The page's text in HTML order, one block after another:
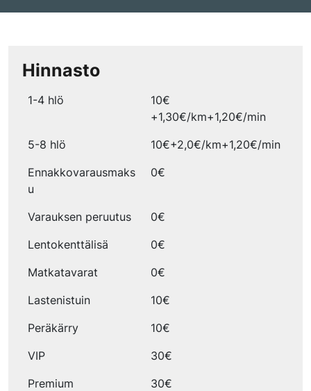
Hinnasto
1-4 hlö
10€
+1,30€/km+1,20€/min
5-8 hlö
10€+2,0€/km+1,20€/min
Ennakkovarausmaks
u
0€
Varauksen peruutus
0€
Lentokenttälisä
0€
Matkatavarat
0€
Lastenistuin
10€
Peräkärry
10€
VIP
30€
Premium
30€